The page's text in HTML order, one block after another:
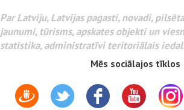
Par Latviju, Latvijas pagasti, novadi,
jaunumi, tūrisms, apskates objekti un
statistika, administratīvi teritoriālais
Mēs sociālajos tīklos